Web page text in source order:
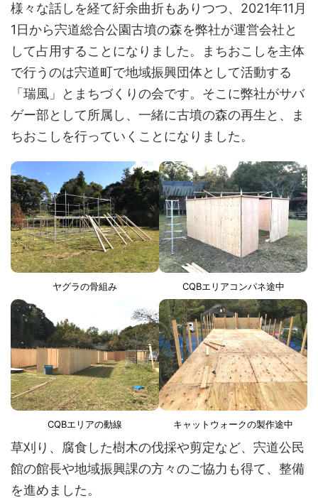
様々な話しを経て紆余曲折もありつつ、2021年11月
1日から宍道総合公園古墳の森を弊社が運営会社と
して占用することになりました。まちおこしを主体
で行うのは宍道町で地域振興団体として活動する
「瑞風」とまちづくりの会です。そこに弊社がサバ
ゲー部として所属し、一緒に古墳の森の再生と、ま
ちおこしを行っていくことになりました。
ヤグラの骨組み CQBエリアコンパネ途中
CQBエリアの動線 キャットウォークの製作途中
草刈り、腐食した樹木の伐採や剪定など、宍道公民
館の館長や地域振興課の方々のご協力も得て、整備
を進めました。